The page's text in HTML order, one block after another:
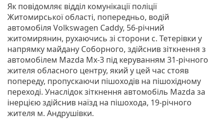
Як повідомляє відділ комунікації поліції
Житомирської області, попередньо, водій
автомобіля Volkswagen Caddy, 56-річний
житомирянин, рухаючись зі сторони с. Тетерівки у
напрямку майдану Соборного, здійснив зіткнення з
автомобілем Mazda Mx-3 під керуванням 31-річного
жителя обласного центру, який у цей час стояв
попереду, пропускаючи пішоходів на пішохідному
переході. Унаслідок зіткнення автомобіль Mazda за
інерцією здійснив наїзд на пішохода, 19-річного
жителя м. Андрушівки.